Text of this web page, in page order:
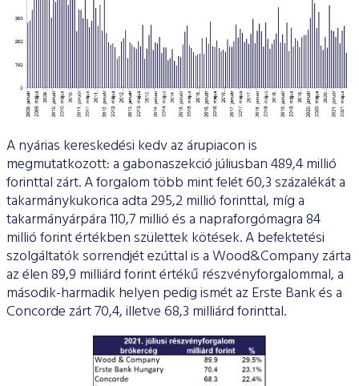
A nyárias kereskedési kedv az árupiacon is
megmutatkozott: a gabonaszekció júliusban 489,4 millió
forinttal zárt. A forgalom több mint felét 60,3 százalékát a
takarmánykukorica adta 295,2 millió forinttal, míg a
takarmányárpára 110,7 millió és a napraforgómagra 84
millió forint értékben születtek kötések. A befektetési
szolgáltatók sorrendjét ezúttal is a Wood&Company zárta
az élen 89,9 milliárd forint értékű részvényforgalommal, a
második-harmadik helyen pedig ismét az Erste Bank és a
Concorde zárt 70,4, illetve 68,3 milliárd forinttal.